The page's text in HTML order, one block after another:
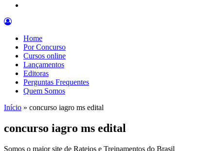
Home
Por Concurso
Cursos online
Lançamentos
Editoras
Perguntas Frequentes
Quem Somos
Início » concurso iagro ms edital
concurso iagro ms edital
Somos o maior site de Rateios e Treinamentos do Brasil